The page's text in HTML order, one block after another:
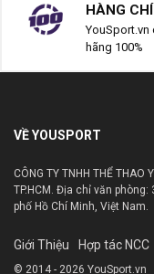
HÀNG
YouSport.vn
hãng 100%
VỀ YOUSPORT
CÔNG TY TNHH THỂ
TP.HCM. Địa chỉ văn phòng:
phố Hồ Chí Minh, Việt Nam.
Giới Thiệu Hợp tác NCC
© 2014 - 2026 YouSport.vn